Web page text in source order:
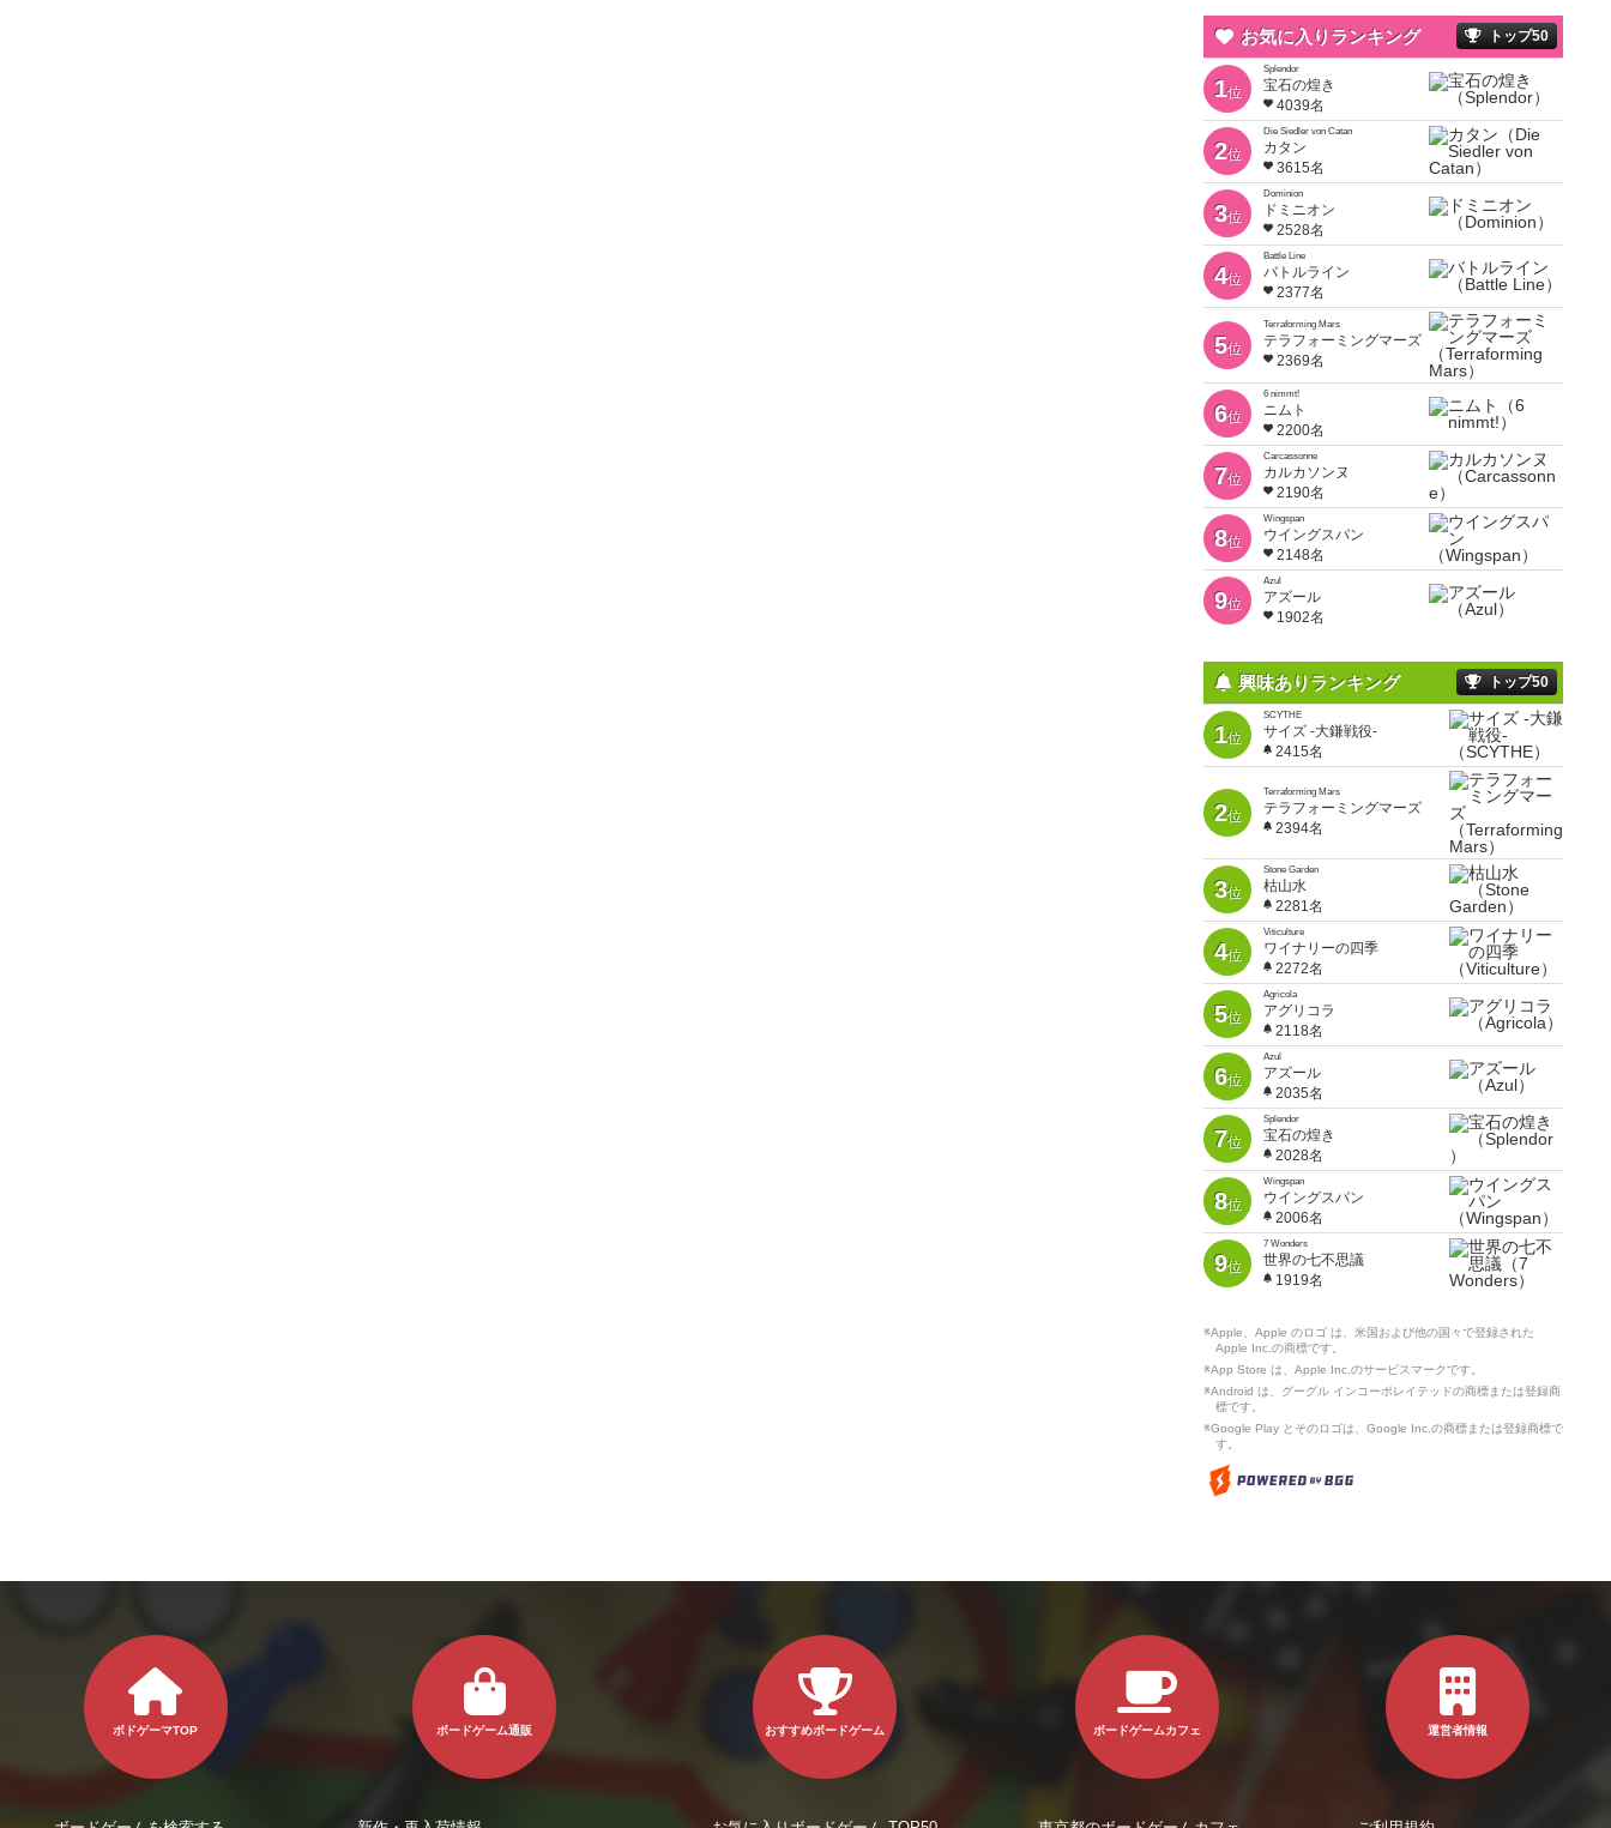
お気に入りランキング トップ50
1位
Splendor
宝石の煌き
4039名
2位
Die Siedler von Catan
カタン
3615名
3位
Dominion
ドミニオン
2528名
4位
Battle Line
バトルライン
2377名
5位
Terraforming Mars
テラフォーミングマーズ
2369名
6位
6 nimmt!
ニムト
2200名
7位
Carcassonne
カルカソンヌ
2190名
8位
Wingspan
ウイングスパン
2148名
9位
Azul
アズール
1902名
興味ありランキング トップ50
1位
SCYTHE
サイズ -大鎌戦役-
2415名
2位
Terraforming Mars
テラフォーミングマーズ
2394名
3位
Stone Garden
枯山水
2281名
4位
Viticulture
ワイナリーの四季
2272名
5位
Agricola
アグリコラ
2118名
6位
Azul
アズール
2035名
7位
Splendor
宝石の煌き
2028名
8位
Wingspan
ウイングスパン
2006名
9位
7 Wonders
世界の七不思議
1919名
※Apple、Apple のロゴ は、米国および他の国々で登録された
Apple Inc.の商標です。
※App Store は、Apple Inc.のサービスマークです。
※Android は、グーグル インコーポレイテッドの商標または登録商
標です。
※Google Play とそのロゴは、Google Inc.の商標または登録商標で
す。
ボドゲーマTOP ボードゲーム通販 おすすめボードゲーム ボードゲームカフェ 運営者情報